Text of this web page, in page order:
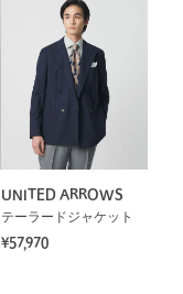
UNITED ARROWS
テーラードジャケット
¥57,970